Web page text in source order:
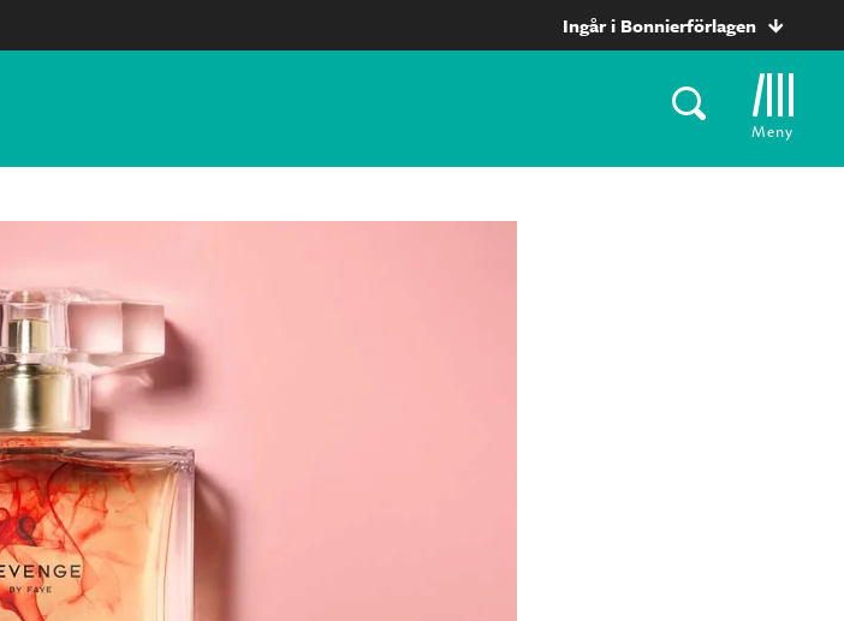
Ingår i Bonnierförlagen
Meny